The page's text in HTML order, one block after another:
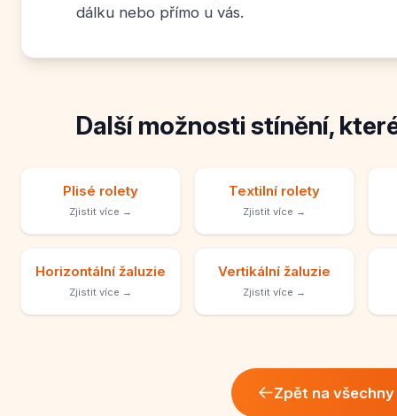
dálku nebo přímo u vás.
Další možnosti stínění,
Plisé rolety
Zjistit více →
Textilní rolety
Zjistit více →
Horizontální žaluzie
Zjistit více →
Vertikální žaluzie
Zjistit více →
Zpět na